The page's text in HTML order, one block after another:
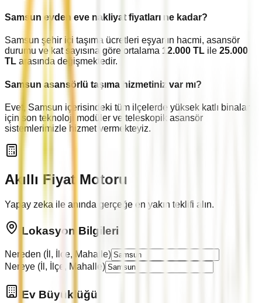
Samsun evden eve nakliyat fiyatları ne kadar?
Samsun şehir içi taşıma ücretleri eşyanın hacmi, asansör
durumu ve kat sayısına göre ortalama 12.000 TL ile 25.000
TL arasında değişmektedir.
Samsun asansörlü taşıma hizmetiniz var mı?
Evet, Samsun içerisindeki tüm ilçelerde yüksek katlı binalar
için son teknoloji modüler ve teleskopik asansör
sistemlerimizle hizmet vermekteyiz.
Akıllı Fiyat Motoru
Yapay zeka ile anında gerçeğe en yakın teklifi alın.
Lokasyon Bilgileri
Nereden (İl, İlçe, Mahalle)
Nereye (İl, İlçe, Mahalle)
Ev Büyüklüğü